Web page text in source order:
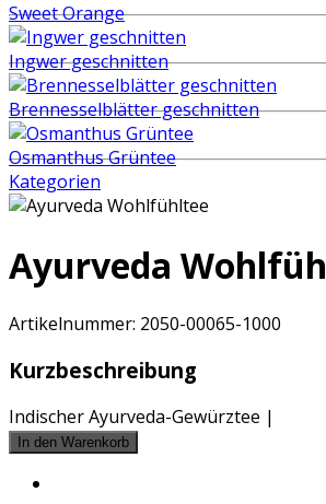
Sweet Orange
Ingwer geschnitten
Brennesselblätter geschnitten
Osmanthus Grüntee
Kategorien
Ayurveda
Artikelnummer: 2050-00065-1000
Kurzbeschreibung
Indischer Ayurveda-Gewürztee |